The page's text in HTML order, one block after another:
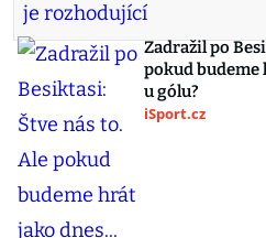
Zadražil po
pokud budeme
u gólu?
iSport.cz